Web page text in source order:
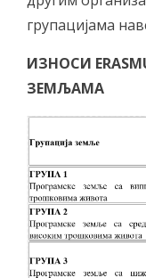
групацијама
ИЗНОСИ
ЗЕМЉАМА